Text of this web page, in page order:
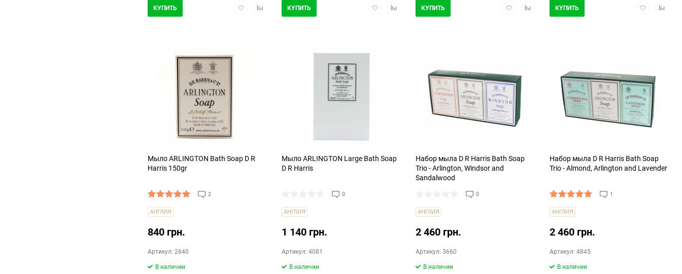
ДобавитьДобавить
КУПИТЬ
ДобавитьДобавить
КУПИТЬ
ДобавитьДобавить
КУПИТЬ
Добавить
КУПИТЬ
Мыло ARLINGTON Bath Soap D R
Harris 150gr
2
АНГЛИЯ
840 грн.
Артикул: 2640
В наличии
Мыло ARLINGTON Large Bath Soap
D R Harris
0
АНГЛИЯ
1 140 грн.
Артикул: 4081
В наличии
Набор мыла D R Harris Bath Soap
Trio - Arlington, Windsor and
Sandalwood
0
АНГЛИЯ
2 460 грн.
Артикул: 3660
В наличии
Набор мыла D R Harris Bath Soap
Trio - Almond, Arlington and Lavender
1
АНГЛИЯ
2 460 грн.
Артикул: 4845
В наличии